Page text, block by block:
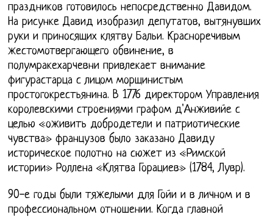
праздников готовилось непосредственно Давидом.
На рисунке Давид изобразил депутатов, вытянувших
руки и приносящих клятву Бальи. Красноречивым
жестомотвергающего обвинение, в
полумракехарчевни привлекает внимание
фигурастарца с лицом морщинистым
простогокрестьянина. В 1776 директором Управления
королевскими строениями графом д'Анживийе с
целью «оживить добродетели и патриотические
чувства» французов было заказано Давиду
историческое полотно на сюжет из «Римской
истории» Роллена «Клятва Горациев» (1784, Лувр).
90-е годы были тяжелыми для Гойи и в личном и в
профессиональном отношении. Когда главной